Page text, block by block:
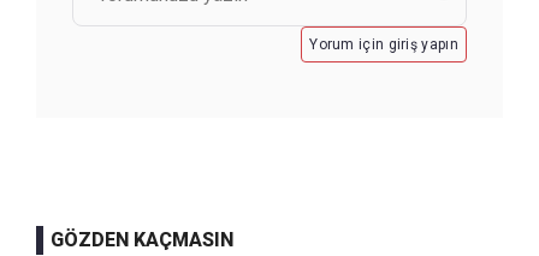
Yorum için giriş yapın
GÖZDEN KAÇMASIN